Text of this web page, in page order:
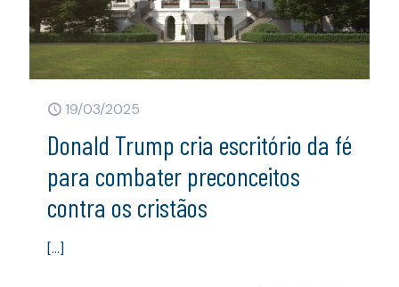
19/03/2025
Donald Trump cria escritório da fé
para combater preconceitos
contra os cristãos
[…]